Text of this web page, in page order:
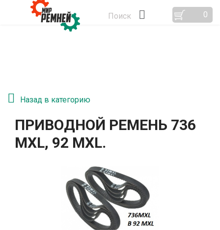
Поиск 0
Назад в категорию
ПРИВОДНОЙ РЕМЕНЬ 736
MXL, 92 MXL.